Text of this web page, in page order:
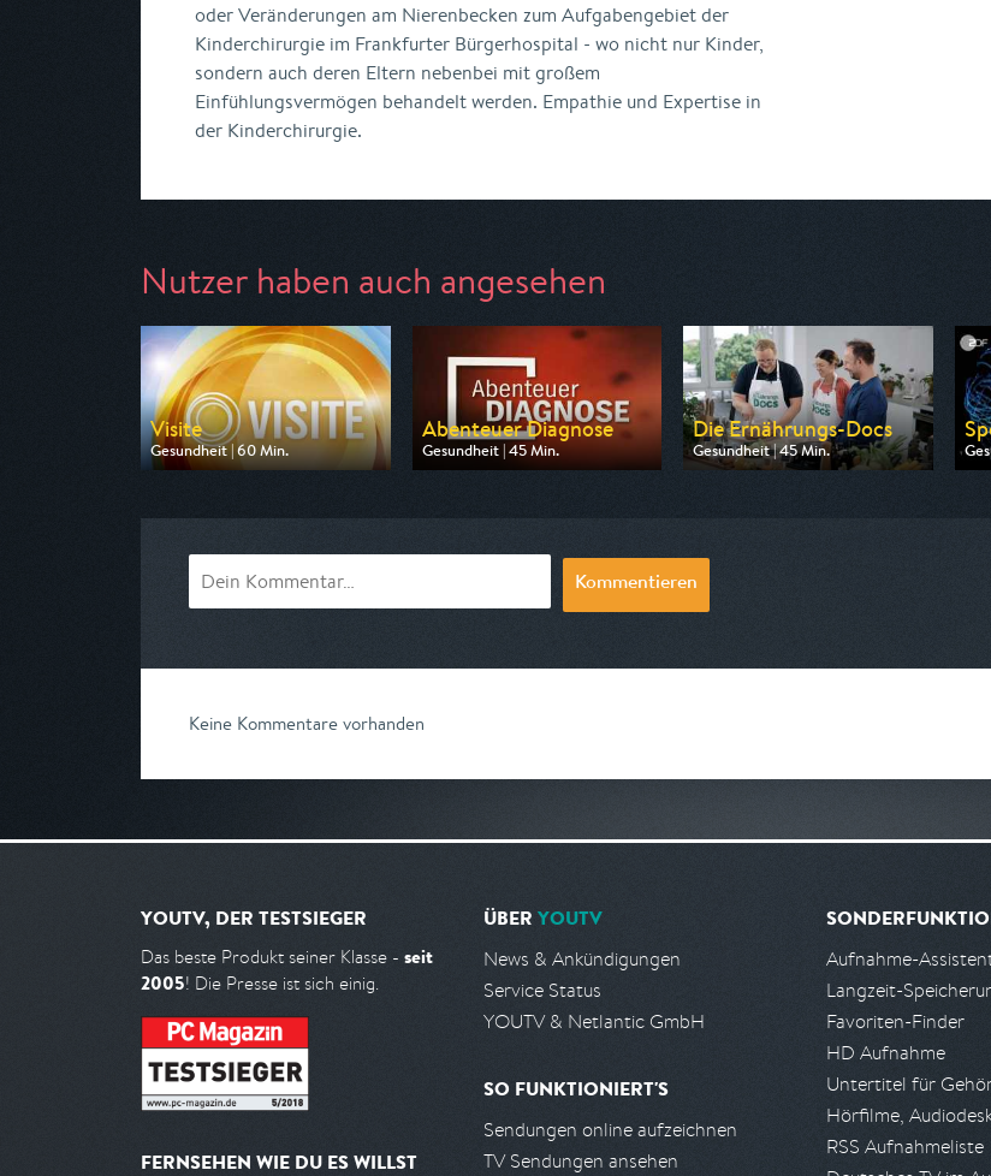
oder Veränderungen am Nierenbecken zum Aufgabengebiet der
Kinderchirurgie im Frankfurter Bürgerhospital - wo nicht nur Kinder,
sondern auch deren Eltern nebenbei mit großem
Einfühlungsvermögen behandelt werden. Empathie und Expertise in
der Kinderchirurgie.
Nutzer haben auch angesehen
Visite
Gesundheit | 60 Min.
Ausgestrahlt von NDR
Abenteuer Diagnose
Gesundheit | 45 Min.
Ausgestrahlt von HR
Die Ernährungs-Docs
Gesundheit | 45 Min.
Ausgestrahlt von SR Fernsehen
Kommentieren
Keine Kommentare vorhanden
YOUTV, DER TESTSIEGER
Das beste Produkt seiner Klasse - seit
2005! Die Presse ist sich einig.
FERNSEHEN WIE DU ES WILLST
ÜBER YOUTV
News & Ankündigungen
Service Status
YOUTV & Netlantic GmbH
SO FUNKTIONIERT'S
Sendungen online aufzeichnen
TV Sendungen ansehen
Aufnahme-
Langzeit-
Favoriten-Finder
HD Aufnahme
Untertitel für
Hörfilme,
RSS Aufnahmeliste